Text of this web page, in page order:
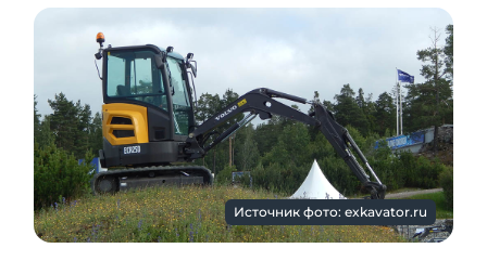
Источник фото: exkavator.ru